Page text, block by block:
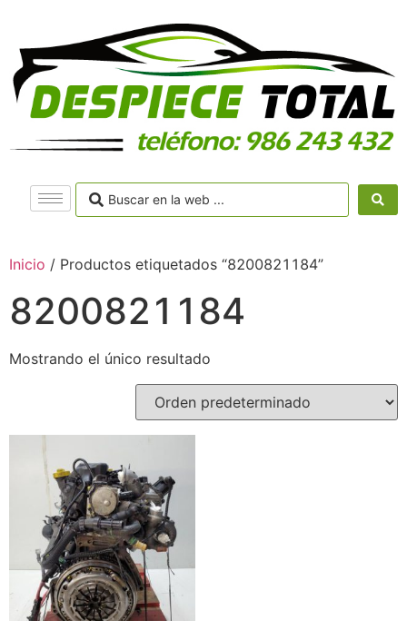
Inicio / Productos etiquetados “8200821184”
8200821184
Mostrando el único resultado